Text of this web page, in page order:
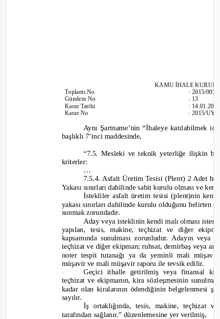
KAMU İHALE
ToplantıNo
Gündem No
Karar Tarihi
Karar No
:2015/005
: 13
:
:2015/
Aynı Şartname’nin “İhaleye katılabilmek
başlıklı 7’inci maddesinde,
“7.5. Mesleki ve teknik yeterliğe ilişkin
kriterler:
…
7.5.4. Asfalt Üretim Tesisi (Plent) 2 Adet
Yakası sınırları dahilinde sabit kurulu olması ve
İstekliler asfalt üretim tesisi (plent)nin
yakası sınırları dahilinde kurulu olduğunu belirten
sunmak zorundadır.
Aday veya isteklinin kendi malı olması
yapılan, tesis, makine, teçhizat ve diğer
kapsamında sunulması zorunludur. Adayın
teçhizat ve diğer ekipman; ruhsat, demirbaş veya
noter tespit tutanağı ya da yeminli mali
müşavir ve mali müşavir raporu ile tevsik edilir.
Geçici ithalle getirilmiş veya finansal
teçhizat ve ekipmanın, kira sözleşmesinin
kadar olan kiralarının ödendiğinin belgelenmesi
sayılır.
İş ortaklığında, tesis, makine, teçhizat
tarafından sağlanır.” düzenlemesine yer verilmiş,